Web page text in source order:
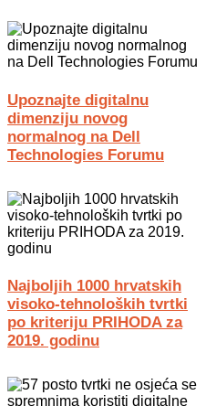
Upoznajte digitalnu
dimenziju novog
normalnog na Dell
Technologies Forumu
Najboljih 1000 hrvatskih
visoko-tehnoloških tvrtki
po kriteriju PRIHODA za
2019. godinu